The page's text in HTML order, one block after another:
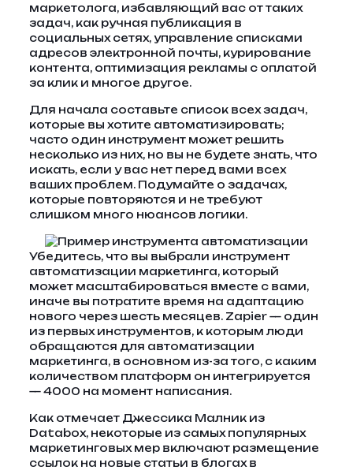
маркетолога, избавляющий вас от таких
задач, как ручная публикация в
социальных сетях, управление списками
адресов электронной почты, курирование
контента, оптимизация рекламы с оплатой
за клик и многое другое.
Для начала составьте список всех задач,
которые вы хотите автоматизировать;
часто один инструмент может решить
несколько из них, но вы не будете знать, что
искать, если у вас нет перед вами всех
ваших проблем. Подумайте о задачах,
которые повторяются и не требуют
слишком много нюансов логики.
Убедитесь, что вы выбрали инструмент
автоматизации маркетинга, который
может масштабироваться вместе с вами,
иначе вы потратите время на адаптацию
нового через шесть месяцев. Zapier — один
из первых инструментов, к которым люди
обращаются для автоматизации
маркетинга, в основном из-за того, с каким
количеством платформ он интегрируется
— 4000 на момент написания.
Как отмечает Джессика Малник из
Databox, некоторые из самых популярных
маркетинговых мер включают размещение
ссылок на новые статьи в блогах в